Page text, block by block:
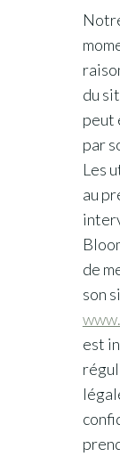
du
peut
par
Les
au
de
son
est